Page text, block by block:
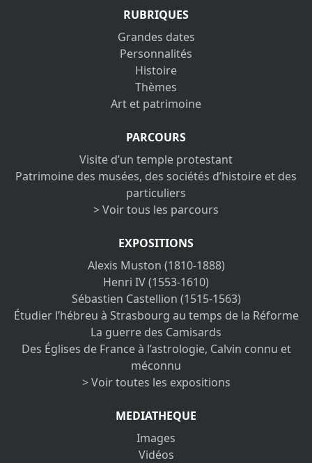
RUBRIQUES
Grandes dates
Personnalités
Histoire
Thèmes
Art et patrimoine
PARCOURS
Visite d’un temple protestant
Patrimoine des musées, des sociétés d’histoire et des
particuliers
> Voir tous les parcours
EXPOSITIONS
Alexis Muston (1810-1888)
Henri IV (1553-1610)
Sébastien Castellion (1515-1563)
Étudier l’hébreu à Strasbourg au temps de la Réforme
La guerre des Camisards
Des Églises de France à l’astrologie, Calvin connu et
méconnu
> Voir toutes les expositions
MEDIATHEQUE
Images
Vidéos